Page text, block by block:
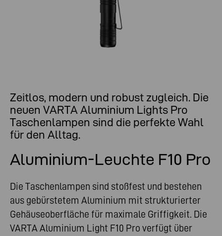
Zeitlos, modern und robust zugleich. Die
neuen VARTA Aluminium Lights Pro
Taschenlampen sind die perfekte Wahl
für den Alltag.
Aluminium-Leuchte F10 Pro
Die Taschenlampen sind stoßfest und bestehen
aus gebürstetem Aluminium mit strukturierter
Gehäuseoberfläche für maximale Griffigkeit. Die
VARTA Aluminium Light F10 Pro verfügt über